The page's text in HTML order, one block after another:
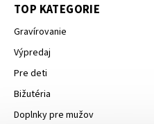
TOP KATEGORIE
Gravírovanie
Výpredaj
Pre deti
Bižutéria
Doplnky pre mužov